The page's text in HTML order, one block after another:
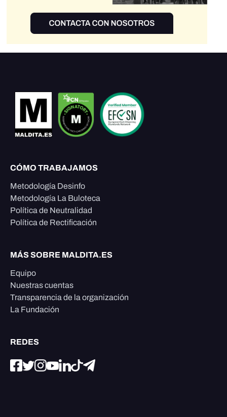
CÓMO TRABAJAMOS
Metodología Desinfo
Metodología La Buloteca
Política de Neutralidad
Política de Rectificación
MÁS SOBRE MALDITA.ES
Equipo
Nuestras cuentas
Transparencia de la organización
La Fundación
REDES